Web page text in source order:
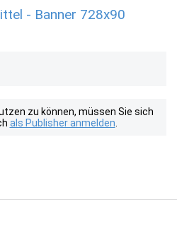
- Banner 728x90
zu können, müssen Sie sich
als Publisher anmelden